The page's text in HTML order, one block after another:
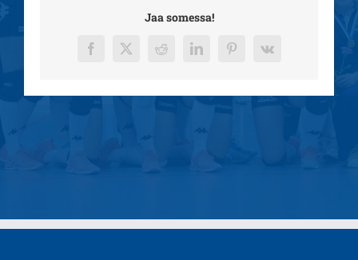
Jaa somessa!
Facebook
X RedditLinkedInPinterest
Vk